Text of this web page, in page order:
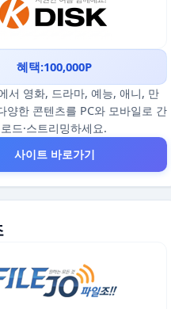
혜택:100,000P
서 영화, 드라마, 예능, 애니, 만
양한 콘텐츠를 PC와 모바일로 간
드·스트리밍하세요.
사이트 바로가기